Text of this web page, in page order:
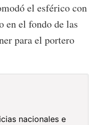
el esférico con
en el fondo de las
para el portero
nacionales e